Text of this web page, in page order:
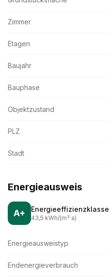
Zimmer
Etagen
Baujahr
Bauphase
Objektzustand
PLZ
Stadt
Energieausweis
A+ Energieeffizienzklasse
43,5 kWh/(m²·a)
Energieausweistyp
Endenergieverbrauch